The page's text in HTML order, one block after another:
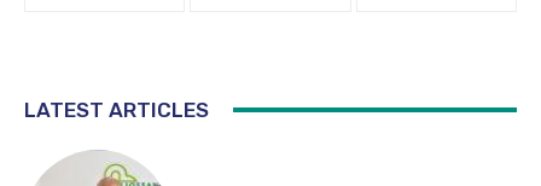
LATEST ARTICLES